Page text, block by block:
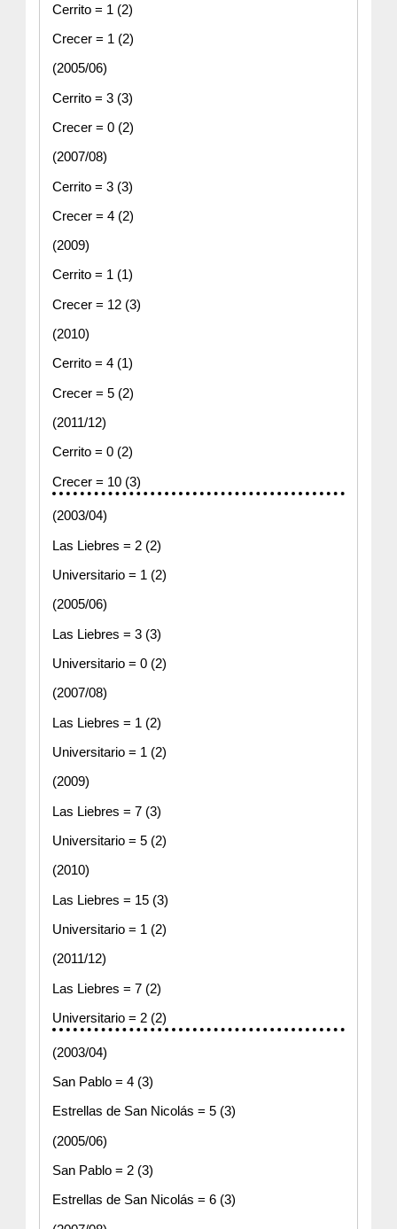
Cerrito = 1 (2)
Crecer = 1 (2)
(2005/06)
Cerrito = 3 (3)
Crecer = 0 (2)
(2007/08)
Cerrito = 3 (3)
Crecer = 4 (2)
(2009)
Cerrito = 1 (1)
Crecer = 12 (3)
(2010)
Cerrito = 4 (1)
Crecer = 5 (2)
(2011/12)
Cerrito = 0 (2)
Crecer = 10 (3)
(2003/04)
Las Liebres = 2 (2)
Universitario = 1 (2)
(2005/06)
Las Liebres = 3 (3)
Universitario = 0 (2)
(2007/08)
Las Liebres = 1 (2)
Universitario = 1 (2)
(2009)
Las Liebres = 7 (3)
Universitario = 5 (2)
(2010)
Las Liebres = 15 (3)
Universitario = 1 (2)
(2011/12)
Las Liebres = 7 (2)
Universitario = 2 (2)
(2003/04)
San Pablo = 4 (3)
Estrellas de San Nicolás = 5 (3)
(2005/06)
San Pablo = 2 (3)
Estrellas de San Nicolás = 6 (3)